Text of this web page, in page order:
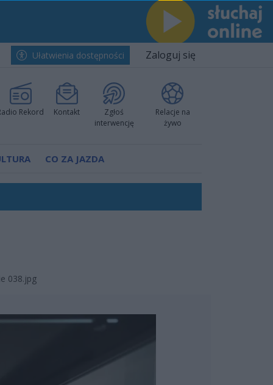
Ułatwienia dostępności Zaloguj się
Rekord Kontakt
Zgłoś
interwencję
Relacje na
żywo
CO ZA JAZDA
038.jpg